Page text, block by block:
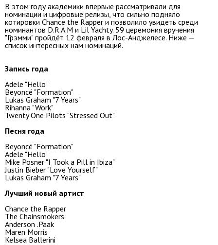
В этом году академики впервые рассматривали для
номинации и цифровые релизы, что сильно подняло
котировки Chance the Rapper и позволило увидеть среди
номинантов D.R.A.M и Lil Yachty. 59 церемония вручения
"Грэмми" пройдёт 12 февраля в Лос-Анджелесе. Ниже —
список интересных нам номинаций.
Запись года
Adele "Hello"
Beyoncé "Formation"
Lukas Graham "7 Years"
Rihanna "Work"
Twenty One Pilots "Stressed Out"
Песня года
Beyoncé "Formation"
Adele "Hello"
Mike Posner "I Took a Pill in Ibiza"
Justin Bieber "Love Yourself"
Lukas Graham "7 Years"
Лучший новый артист
Chance the Rapper
The Chainsmokers
Anderson .Paak
Maren Morris
Kelsea Ballerini